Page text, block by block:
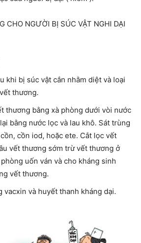
CHO NGƯỜI BỊ SÚC VẬT NGHI DẠI
khi bị súc vật cắn nhằm diệt và loại
thương.
thương bằng xà phòng dưới vòi nước
bằng nước lọc và lau khô. Sát trùng
cồn iod, hoặc ete. Cắt lọc vết
vết thương sớm trừ vết thương ở
uốn ván và cho kháng sinh
vết thương.
và huyết thanh kháng dại.